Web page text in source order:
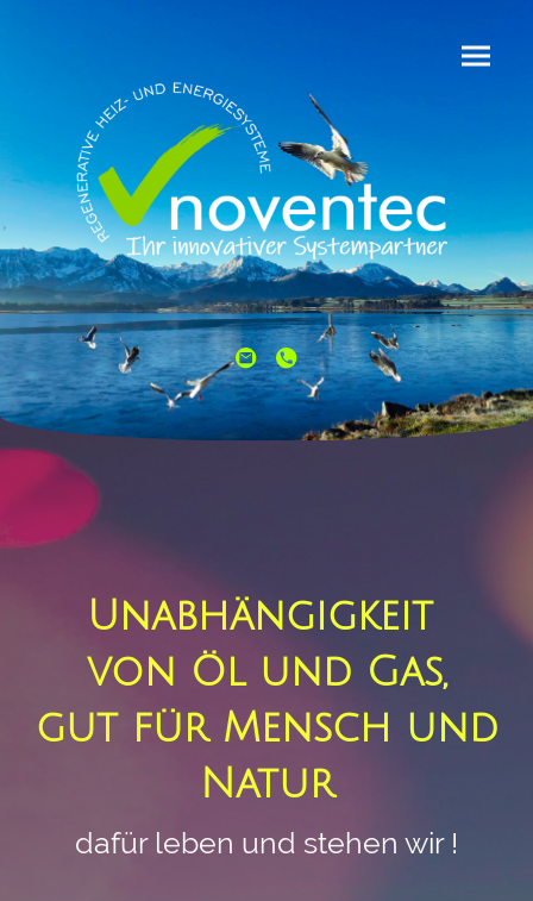
Unabhängigkeit
von Öl und Gas,
gut für Mensch und
Natur
dafür leben und stehen wir !